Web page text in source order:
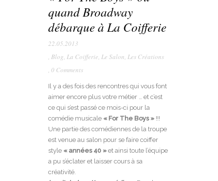
quand Broadway
débarque à La Coifferie
22.05.2013
, Blog, La Coifferie, Le Salon, Les Créations
, 0 Comments
Il y a des fois des rencontres qui vous font
aimer encore plus votre métier … et c’est
ce qui s’est passé ce mois-ci pour la
comédie musicale « For The Boys » !!!
Une partie des comédiennes de la troupe
est venue au salon pour se faire coiffer
style « années 40 » et ainsi toute l’équipe
a pu s’éclater et laisser cours à sa
créativité.